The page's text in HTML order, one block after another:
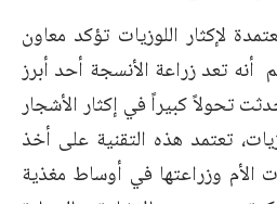
لإكثار اللوزيات تؤكد معاون
أنه تعد زراعة الأنسجة أحد أبرز
تحولاً كبيراً في إكثار الأشجار
تعتمد هذه التقنية على أخذ
الأم وزراعتها في أوساط مغذية